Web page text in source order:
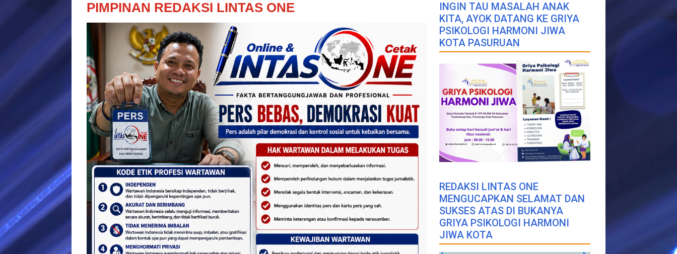
PIMPINAN REDAKSI LINTAS ONE
INGIN TAU MASALAH ANAK
KITA, AYOK DATANG KE GRIYA
PSIKOLOGI HARMONI JIWA
KOTA PASURUAN
REDAKSI LINTAS ONE
MENGUCAPKAN SELAMAT DAN
SUKSES ATAS DI BUKANYA
GRIYA PSIKOLOGI HARMONI
JIWA KOTA